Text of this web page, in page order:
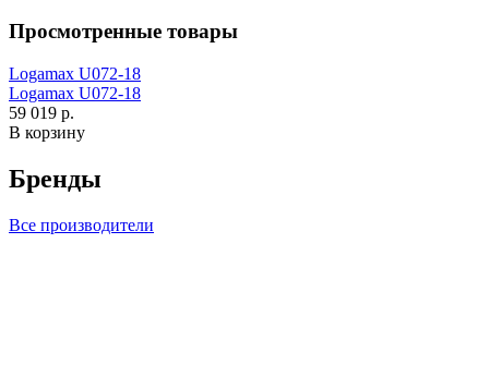
Просмотренные товары
Logamax U072-18
Logamax U072-18
59 019 р.
В корзину
Бренды
Все производители